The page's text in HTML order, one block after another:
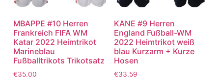
MBAPPE #10 Herren
Frankreich FIFA WM
Katar 2022 Heimtrikot
Marineblau
Fußballtrikots Trikotsatz
€35.00
KANE #9 Herren
England Fußball-WM
2022 Heimtrikot weiß
blau Kurzarm + Kurze
Hosen
€33.59